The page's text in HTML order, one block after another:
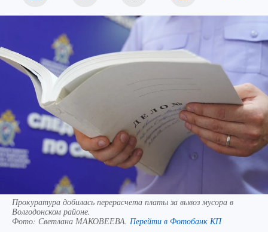
Прокуратура добилась перерасчета платы за вывоз мусора в
Волгодонском районе.
Фото: Светлана МАКОВЕЕВА. Перейти в Фотобанк КП